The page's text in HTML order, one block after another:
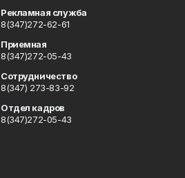
Рекламная служба
8(347)272-62-61
Приемная
8(347)272-05-43
Сотрудничество
8(347) 273-83-92
Отдел кадров
8(347)272-05-43